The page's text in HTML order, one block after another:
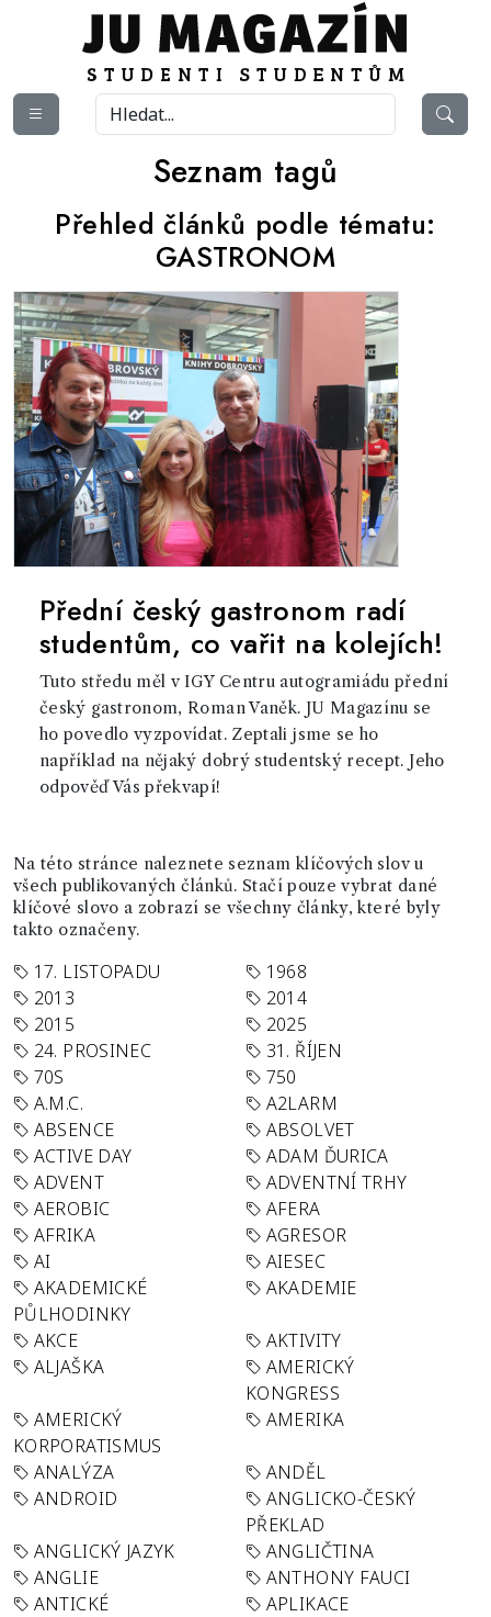
Seznam tagů
Přehled článků podle tématu:
GASTRONOM
Přední český gastronom radí
studentům, co vařit na kolejích!
Tuto středu měl v IGY Centru autogramiádu přední
český gastronom, Roman Vaněk. JU Magazínu se
ho povedlo vyzpovídat. Zeptali jsme se ho
například na nějaký dobrý studentský recept. Jeho
odpověď Vás překvapí!
Na této stránce naleznete seznam klíčových slov u
všech publikovaných článků. Stačí pouze vybrat dané
klíčové slovo a zobrazí se všechny články, které byly
takto označeny.
17. LISTOPADU
1968
2013
2014
2015
2025
24. PROSINEC
31. ŘÍJEN
70S
750
A.M.C.
A2LARM
ABSENCE
ABSOLVET
ACTIVE DAY
ADAM ĎURICA
ADVENT
ADVENTNÍ TRHY
AEROBIC
AFERA
AFRIKA
AGRESOR
AI
AIESEC
AKADEMICKÉ
PŮLHODINKY
AKADEMIE
AKCE
AKTIVITY
ALJAŠKA
AMERICKÝ
KONGRESS
AMERICKÝ
KORPORATISMUS
AMERIKA
ANALÝZA
ANDĚL
ANDROID
ANGLICKO-ČESKÝ
PŘEKLAD
ANGLICKÝ JAZYK
ANGLIČTINA
ANGLIE
ANTHONY FAUCI
ANTICKÉ
APLIKACE